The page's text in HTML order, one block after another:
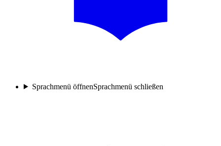
Sprachmenü öffnenSprachmenü schließen